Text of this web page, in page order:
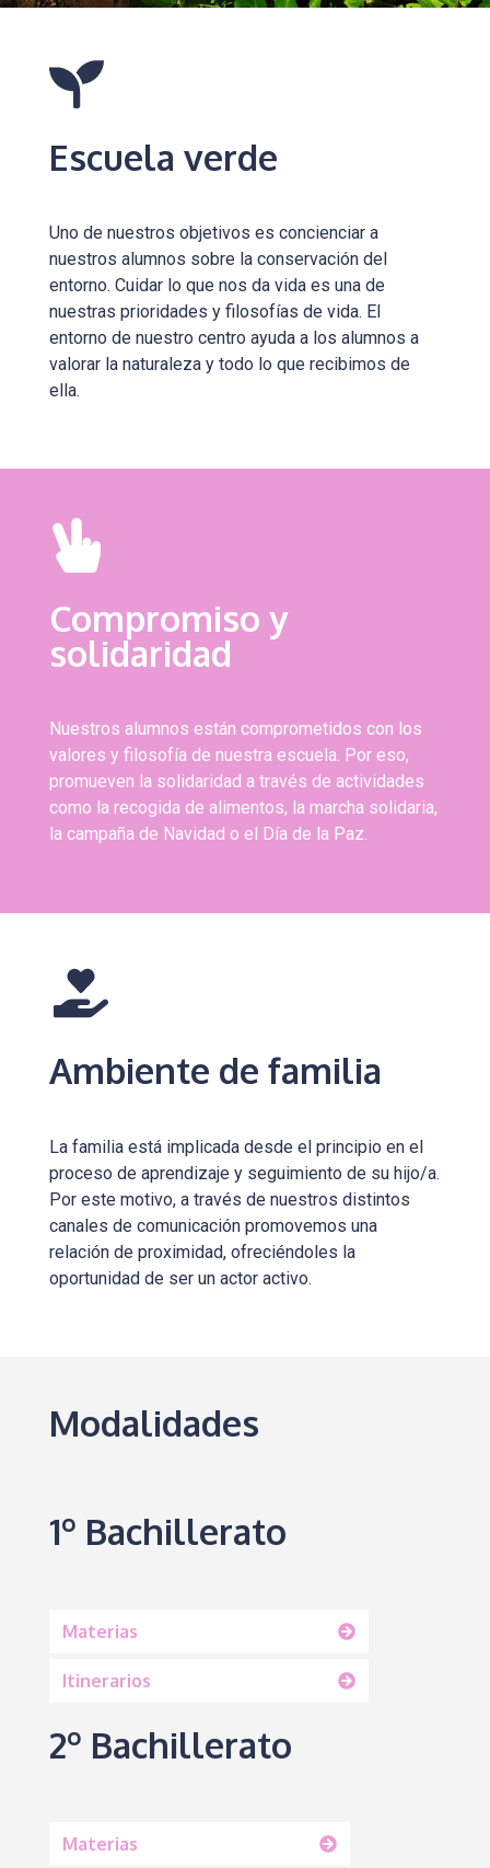
Escuela verde
Uno de nuestros objetivos es concienciar a
nuestros alumnos sobre la conservación del
entorno. Cuidar lo que nos da vida es una de
nuestras prioridades y filosofías de vida. El
entorno de nuestro centro ayuda a los alumnos a
valorar la naturaleza y todo lo que recibimos de
ella.
Ambiente de familia
La familia está implicada desde el principio en el
proceso de aprendizaje y seguimiento de su hijo/a.
Por este motivo, a través de nuestros distintos
canales de comunicación promovemos una
relación de proximidad, ofreciéndoles la
oportunidad de ser un actor activo.
Compromiso y
solidaridad
Nuestros alumnos están comprometidos con los
valores y filosofía de nuestra escuela. Por eso,
promueven la solidaridad a través de actividades
como la recogida de alimentos, la marcha solidaria,
la campaña de Navidad o el Día de la Paz.
Modalidades
1º Bachillerato
Materias
Itinerarios
2º Bachillerato
Materias